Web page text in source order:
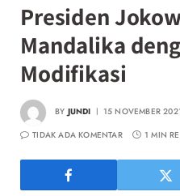
Presiden
Mandalika
Modifikasi
BY JUNDI
15 NOVEMBER
TIDAK ADA KOMENTAR
1 MIN